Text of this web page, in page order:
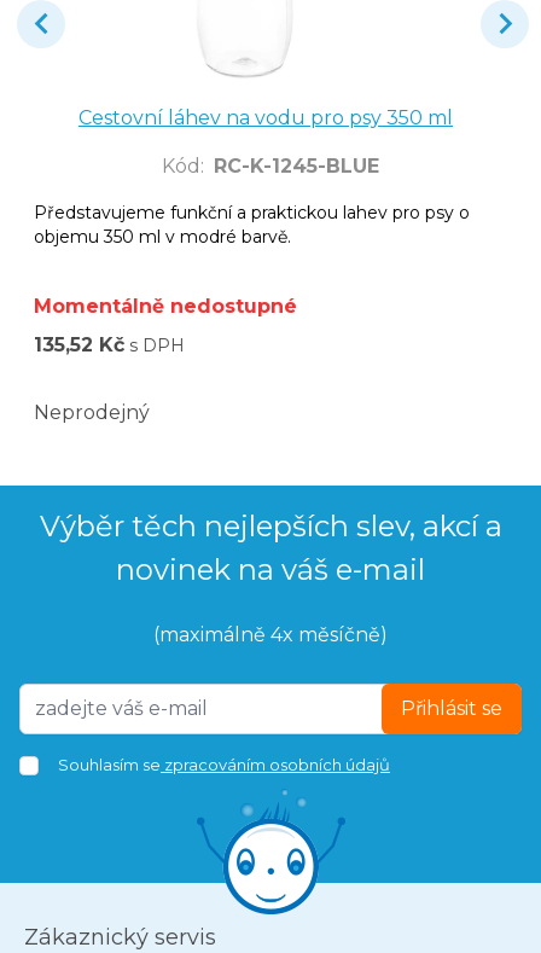
Cestovní láhev na vodu pro psy 350 ml
Kód : RC-K-1245-BLUE
Představujeme funkční a praktickou lahev pro psy o
objemu 350 ml v modré barvě.
Momentálně nedostupné
135,52 Kč s DPH
Neprodejný
Výběr těch nejlepších slev, akcí a
novinek na váš e-mail
(maximálně 4x měsíčně)
Přihlásit se
Souhlasím se zpracováním osobních údajů
Zákaznický servis